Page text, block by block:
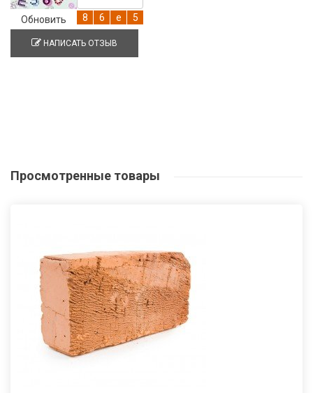
Обновить
НАПИСАТЬ ОТЗЫВ
Просмотренные товары